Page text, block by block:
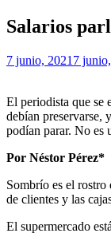
Salarios
7 junio, 2021 7
El periodista que se
debían preservarse,
podían parar. No es
Por Néstor Pérez*
Sombrío es el rostro
de clientes y las
El supermercado